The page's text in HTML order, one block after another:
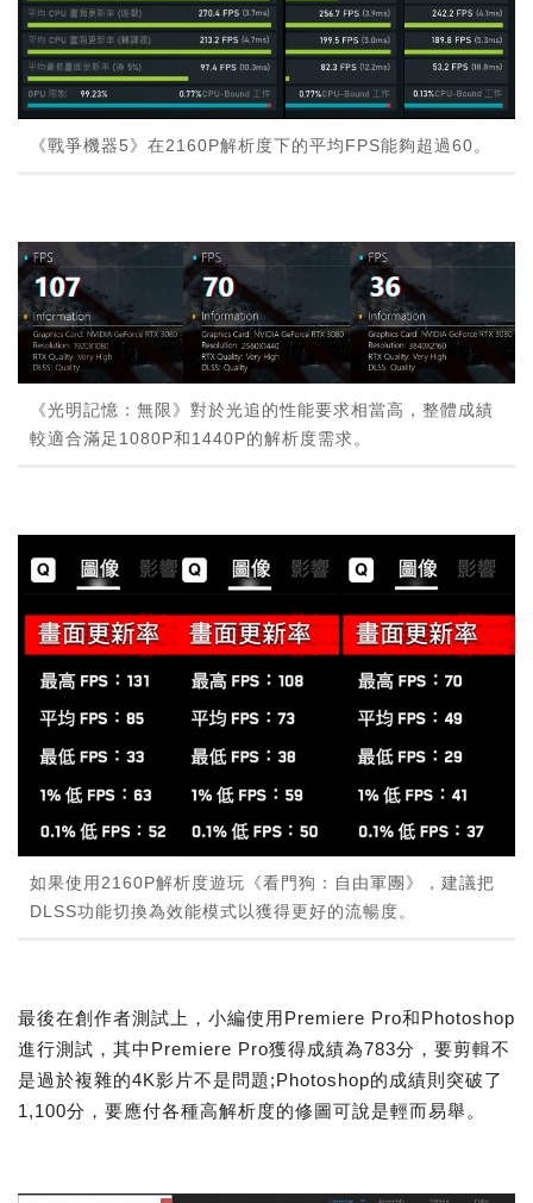
《戰爭機器5》在2160P解析度下的平均FPS能夠超過60。
《光明記憶：無限》對於光追的性能要求相當高，整體成績
較適合滿足1080P和1440P的解析度需求。
如果使用2160P解析度遊玩《看門狗：自由軍團》，建議把
DLSS功能切換為效能模式以獲得更好的流暢度。
最後在創作者測試上，小編使用Premiere Pro和Photoshop
進行測試，其中Premiere Pro獲得成績為783分，要剪輯不
是過於複雜的4K影片不是問題;Photoshop的成績則突破了
1,100分，要應付各種高解析度的修圖可說是輕而易舉。